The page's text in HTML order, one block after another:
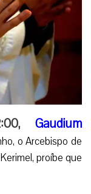
Gaudium
o Arcebispo de
proíbe que